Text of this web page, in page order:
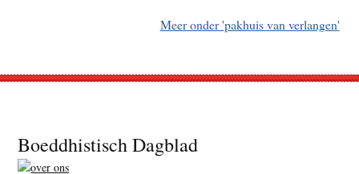
Meer onder 'pakhuis van verlangen'
Footer
Boeddhistisch Dagblad